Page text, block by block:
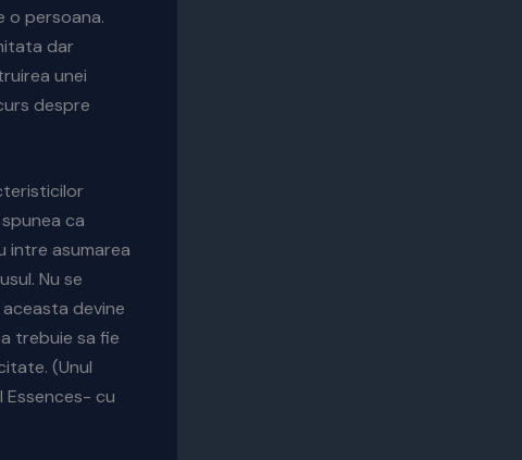
o persoana.
dar
unei
despre
ca
intre asumarea
Nu se
devine
trebuie sa fie
(Unul
Essences- cu